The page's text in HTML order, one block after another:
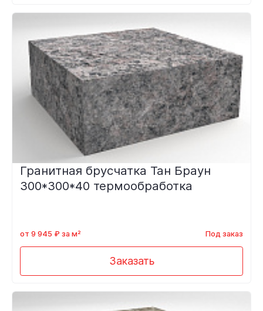
Гранитная брусчатка Тан Браун
300*300*40 термообработка
от 9 945 ₽ за м² Под заказ
Заказать